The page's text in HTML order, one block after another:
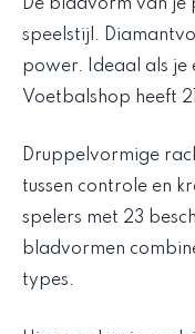
De bladvorm van
speelstijl.
power. Ideaal als je
Voetbalshop heeft
Druppelvormige
tussen controle en
spelers met 23
bladvormen
types.